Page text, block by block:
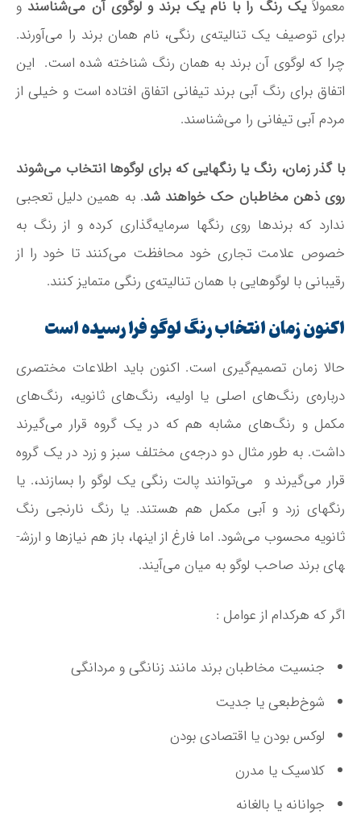
معمولاًیک رنگ را با نام یک برند و لوگوی آن می‌شناسند و
برای توصیف یک تنالیته­‌ی رنگی، نام همان برند را می­‌آورند.
چرا که لوگوی آن برند به همان رنگ شناخته شده است. این
اتفاق برای رنگ آبی برند تیفانی اتفاق افتاده است و خیلی از
مردم آبی تیفانی را می‌­شناسند.
با گذر زمان، رنگ یا رنگ­هایی که برای لوگوها انتخاب می‌­شوند
روی ذهن مخاطبان حک خواهند شد. به همین دلیل تعجبی
ندارد که برندها روی رنگ­ها سرمایه‌­گذاری کرده و از رنگ به
خصوص علامت تجاری خود محافظت می­‌کنند تا خود را از
رقیبانی با لوگوهایی با همان تنالیته‌­ی رنگی متمایز کنند.
اکنون زمان انتخاب رنگ لوگو فرا رسیده است
حالا زمان تصمیم‌­گیری است. اکنون باید اطلاعات مختصری
درباره­‌ی رنگ‌­های اصلی یا اولیه، رنگ­‌های ثانویه، رنگ‌­های
مکمل و رنگ‌­های مشابه هم که در یک گروه قرار می‌­گیرند
داشت. به طور مثال دو درجه­‌ی مختلف سبز و زرد در یک گروه
قرار می­‌گیرند و می‌­توانند پالت رنگی یک لوگو را بسازند،. یا
رنگ­های زرد و آبی مکمل هم هستند. یا رنگ نارنجی رنگ
ثانویه محسوب می­‌شود. اما فارغ از اینها، باز هم نیازها و ارزش­
های برند صاحب لوگو به میان می‌­آیند.
اگر که هرکدام از عوامل :
جنسیت مخاطبان برند مانند زنانگی و مردانگی
شوخ­‌طبعی یا جدیت
لوکس بودن یا اقتصادی بودن
کلاسیک یا مدرن
جوانانه یا بالغانه